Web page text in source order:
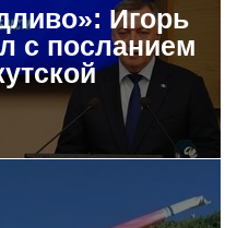
Игорь
с посланием